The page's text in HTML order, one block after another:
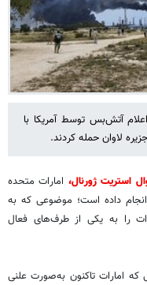
آتش‌بس توسط آمریکا با
لاوان حمله کردند.
استریت ژورنال، امارات متحده
داده است؛ موضوعی که به
را به یکی از طرف‌های فعال
که امارات تاکنون به‌صورت علنی